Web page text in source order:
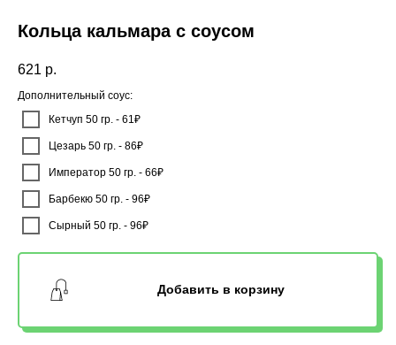
Кольца кальмара с соусом
621 р.
Дополнительный соус:
Кетчуп 50 гр. - 61₽
Цезарь 50 гр. - 86₽
Император 50 гр. - 66₽
Барбекю 50 гр. - 96₽
Сырный 50 гр. - 96₽
Добавить в корзину